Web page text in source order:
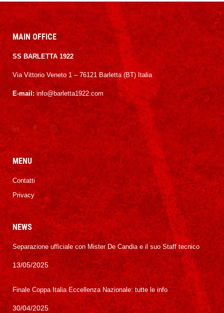
MAIN OFFICE
SS BARLETTA 1922
Via Vittorio Veneto 1 – 76121 Barletta (BT) Italia
E-mail: info@barletta1922.com
MENU
Contatti
Privacy
NEWS
Separazione ufficiale con Mister De Candia e il suo Staff tecnico
13/05/2025
Finale Coppa Italia Eccellenza Nazionale: tutte le info
30/04/2025